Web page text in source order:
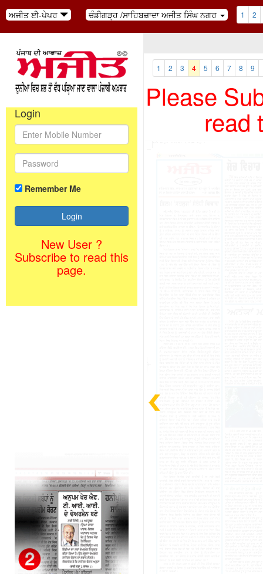
ਅਜੀਤ ਈ-ਪੇਪਰ ਚੰਡੀਗੜ੍ਹ /ਸਾਹਿਬਜ਼ਾਦਾ ਅਜੀਤ ਸਿੰਘ ਨਗਰ 1 2
Login
Remember Me
New User ?
Subscribe to read this
page.
1 2 3 4 5 6 7 8 9
Please
read